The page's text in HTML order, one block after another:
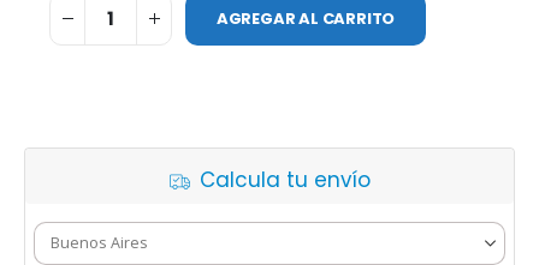
AGREGAR AL CARRITO
Calcula tu envío